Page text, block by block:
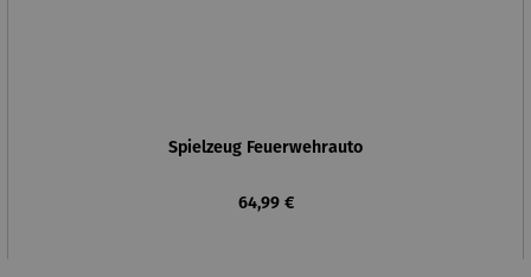
Spielzeug Feuerwehrauto
Regulärer Preis:
64,99 €